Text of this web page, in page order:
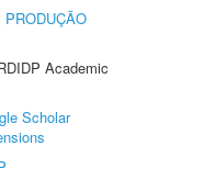
PRODUÇÃO
Academic
Scholar